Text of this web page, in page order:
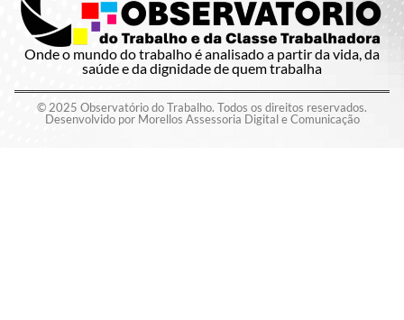
Onde o mundo do trabalho é analisado a partir da vida, da
saúde e da dignidade de quem trabalha
© 2025 Observatório do Trabalho. Todos os direitos reservados.
Desenvolvido por Morellos Assessoria Digital e Comunicação